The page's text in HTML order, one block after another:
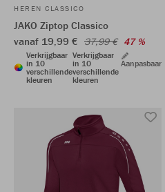
HEREN CLASSICO
JAKO Ziptop Classico
vanaf 19,99 € 37,99 € 47 %
Verkrijgbaar
in 10
verschillende
kleuren
Verkrijgbaar
in 10
verschillende
kleuren
Aanpasbaar